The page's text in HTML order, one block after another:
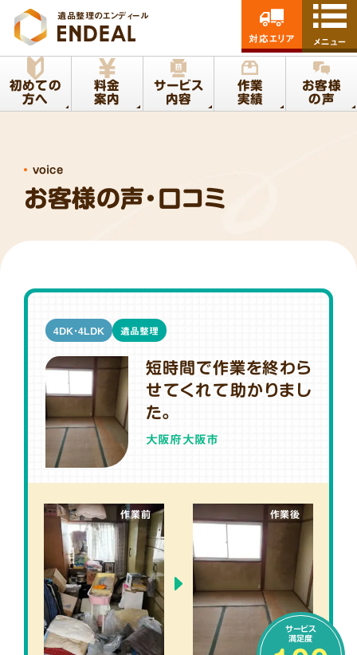
遺品整理のエンディール
初めての
方へ
料金
案内
サービス
内容
作業
実績
お客様
の声
対応エリア メニュー
お客様の声・口コミ
voice
短時間で作業を終わら
せてくれて助かりまし
た。
大阪府大阪市
4DK・4LDK 遺品整理
作業前 作業後
サービス
満足度